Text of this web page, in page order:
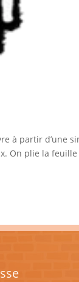
à partir d’une
On plie la feuille